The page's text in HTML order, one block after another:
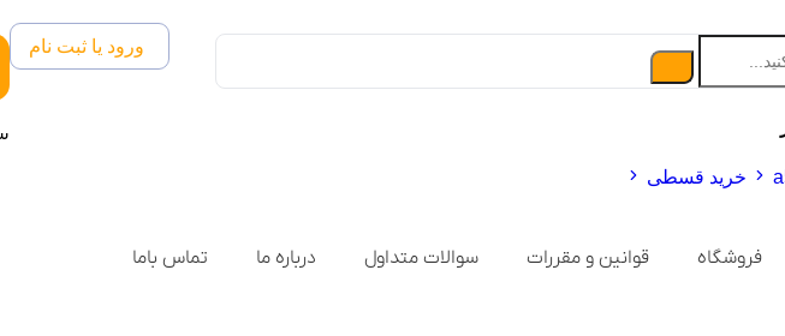
خرید قسطی
ورود یا ثبت نام
فروشگاه قوانین و مقررات سوالات متداول درباره ما تماس باما